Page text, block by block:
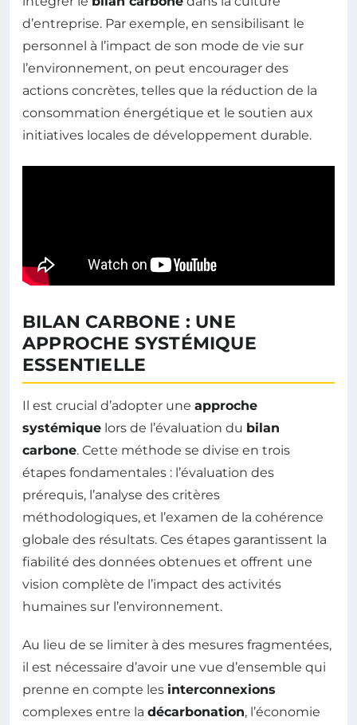
d’entreprise. Par exemple, en sensibilisant le
personnel à l’impact de son mode de vie sur
l’environnement, on peut encourager des
actions concrètes, telles que la réduction de la
consommation énergétique et le soutien aux
initiatives locales de développement durable.
BILAN CARBONE : UNE
APPROCHE SYSTÉMIQUE
ESSENTIELLE
Il est crucial d’adopter une approche
systémique lors de l’évaluation du bilan
carbone. Cette méthode se divise en trois
étapes fondamentales : l’évaluation des
prérequis, l’analyse des critères
méthodologiques, et l’examen de la cohérence
globale des résultats. Ces étapes garantissent la
fiabilité des données obtenues et offrent une
vision complète de l’impact des activités
humaines sur l’environnement.
Au lieu de se limiter à des mesures fragmentées,
il est nécessaire d’avoir une vue d’ensemble qui
prenne en compte les interconnexions
complexes entre la décarbonation, l’économie